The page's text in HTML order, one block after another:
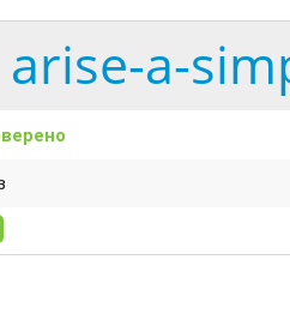
arise-a-